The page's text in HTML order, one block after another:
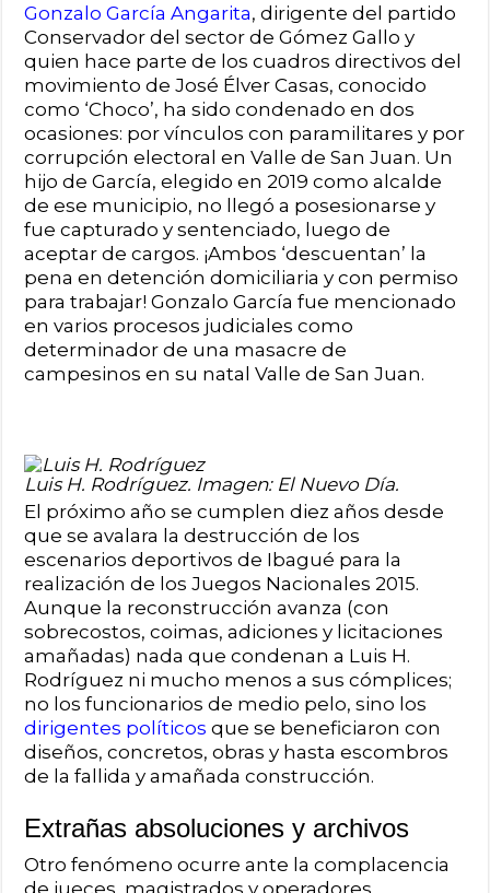
Gonzalo García Angarita, dirigente del partido
Conservador del sector de Gómez Gallo y
quien hace parte de los cuadros directivos del
movimiento de José Élver Casas, conocido
como ‘Choco’, ha sido condenado en dos
ocasiones: por vínculos con paramilitares y por
corrupción electoral en Valle de San Juan. Un
hijo de García, elegido en 2019 como alcalde
de ese municipio, no llegó a posesionarse y
fue capturado y sentenciado, luego de
aceptar de cargos. ¡Ambos ‘descuentan’ la
pena en detención domiciliaria y con permiso
para trabajar! Gonzalo García fue mencionado
en varios procesos judiciales como
determinador de una masacre de
campesinos en su natal Valle de San Juan.
Luis H. Rodríguez. Imagen: El Nuevo Día.
El próximo año se cumplen diez años desde
que se avalara la destrucción de los
escenarios deportivos de Ibagué para la
realización de los Juegos Nacionales 2015.
Aunque la reconstrucción avanza (con
sobrecostos, coimas, adiciones y licitaciones
amañadas) nada que condenan a Luis H.
Rodríguez ni mucho menos a sus cómplices;
no los funcionarios de medio pelo, sino los
dirigentes políticos que se beneficiaron con
diseños, concretos, obras y hasta escombros
de la fallida y amañada construcción.
Extrañas absoluciones y archivos
Otro fenómeno ocurre ante la complacencia